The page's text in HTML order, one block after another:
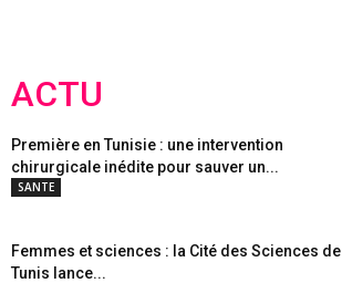
ACTU
Première en Tunisie : une intervention
chirurgicale inédite pour sauver un...
SANTE
Femmes et sciences : la Cité des Sciences de
Tunis lance...